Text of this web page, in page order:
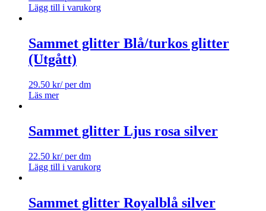
Lägg till i varukorg
Sammet glitter Blå/turkos glitter
(Utgått)
29.50 kr/ per dm
Läs mer
Sammet glitter Ljus rosa silver
22.50 kr/ per dm
Lägg till i varukorg
Sammet glitter Royalblå silver